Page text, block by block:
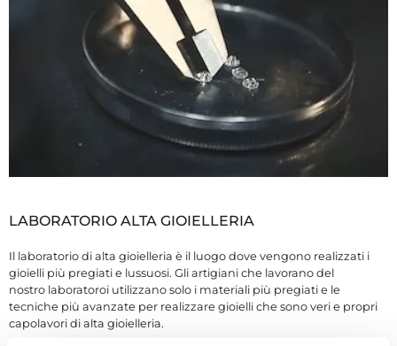
LABORATORIO ALTA GIOIELLERIA
Il laboratorio di alta gioielleria è il luogo dove vengono realizzati i
gioielli più pregiati e lussuosi. Gli artigiani che lavorano del
nostro laboratoroi utilizzano solo i materiali più pregiati e le
tecniche più avanzate per realizzare gioielli che sono veri e propri
capolavori di alta gioielleria.